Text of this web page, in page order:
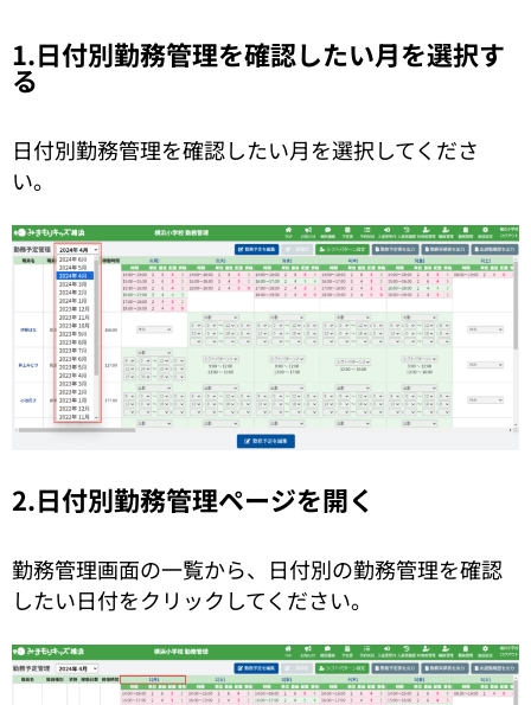
1.日付別勤務管理を確認したい月を選択す
る
日付別勤務管理を確認したい月を選択してくださ
い。
2.日付別勤務管理ページを開く
勤務管理画面の一覧から、日付別の勤務管理を確認
したい日付をクリックしてください。